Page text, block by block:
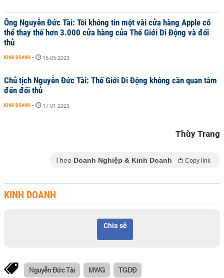
Ông Nguyễn Đức Tài: Tôi không tin một vài cửa hàng Apple có
thể thay thế hơn 3.000 cửa hàng của Thế Giới Di Động và đối
thủ
KINH DOANH - 15-05-2023
Chủ tịch Nguyễn Đức Tài: Thế Giới Di Động không cần quan tâm
đến đối thủ
KINH DOANH - 17-01-2023
Thùy Trang
Theo Doanh Nghiệp & Kinh Doanh Copy link
KINH DOANH
Chia sẻ
Nguyễn Đức Tài MWG TGDĐ